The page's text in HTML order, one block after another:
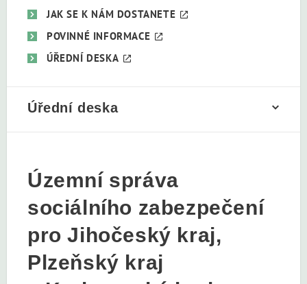
JAK SE K NÁM DOSTANETE
POVINNÉ INFORMACE
ÚŘEDNÍ DESKA
Úřední deska
Územní správa
sociálního zabezpečení
pro Jihočeský kraj,
Plzeňský kraj